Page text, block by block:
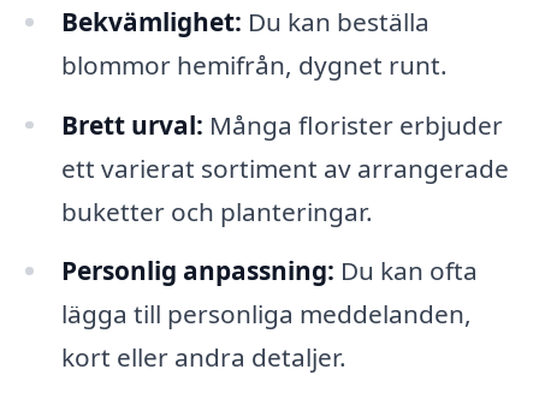
Bekvämlighet: Du kan beställa
blommor hemifrån, dygnet runt.
Brett urval: Många florister erbjuder
ett varierat sortiment av arrangerade
buketter och planteringar.
Personlig anpassning: Du kan ofta
lägga till personliga meddelanden,
kort eller andra detaljer.